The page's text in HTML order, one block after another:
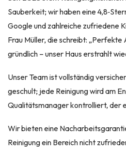
Sauberkeit; wir haben eine
Google und zahlreiche zufriedene
Frau Müller, die schreibt: „Perfekte
gründlich – unser Haus erstrahlt
Unser Team ist vollständig
geschult; jede Reinigung wird am
Qualitätsmanager kontrolliert, der
Wir bieten eine
Reinigung ein Bereich nicht